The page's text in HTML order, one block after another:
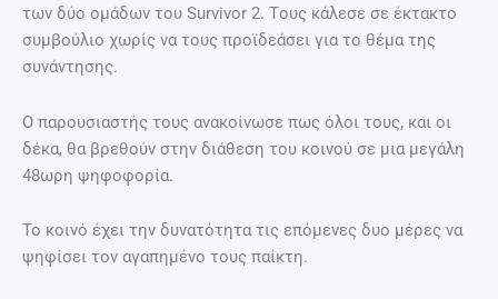
των δύο ομάδων του Survivor 2. Tους κάλεσε σε έκτακτο
συμβούλιο χωρίς να τους προϊδεάσει για το θέμα της
συνάντησης.
Ο παρουσιαστής τους ανακοίνωσε πως όλοι τους, και οι
δέκα, θα βρεθούν στην διάθεση του κοινού σε μια μεγάλη
48ωρη ψηφοφορία.
Το κοινό έχει την δυνατότητα τις επόμενες δυο μέρες να
ψηφίσει τον αγαπημένο τους παίκτη.